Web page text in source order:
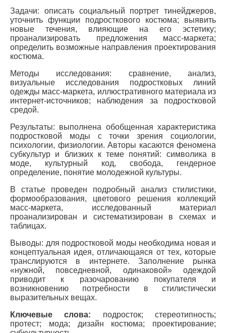
Задачи: описать социальный портрет тинейджеров,
уточнить функции подросткового костюма; выявить
новые течения, влияющие на его эстетику;
проанализировать предложения масс-маркета;
определить возможные направления проектирования
костюма.
Методы исследования: сравнение, анализ,
визуальные исследования подростковых линий
одежды масс-маркета, иллюстративного материала из
интернет-источников; наблюдения за подростковой
средой.
Результаты: выполнена обобщенная характеристика
подростковой моды с точки зрения социологии,
психологии, физиологии. Авторы касаются феномена
субкультур и близких к теме понятий: символика в
моде, культурный код, свобода, гендерное
определение, понятие молодежной культуры.
В статье проведен подробный анализ стилистики,
формообразования, цветового решения коллекций
масс-маркета, исследованный материал
проанализирован и систематизирован в схемах и
таблицах.
Выводы: для подростковой моды необходима новая и
концептуальная идея, отличающаяся от тех, которые
транслируются в интернете. Заполнение рынка
«нужной, повседневной, одинаковой» одеждой
приводит к разочарованию покупателя и
возникновению потребности в стилистически
выразительных вещах.
Ключевые слова: подросток; стереотипность;
протест; мода; дизайн костюма; проектирование;